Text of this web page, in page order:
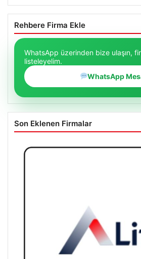
Rehbere Firma Ekle
WhatsApp üzerinden bize ulaşın,
listeleyelim.
WhatsApp
Son Eklenen Firmalar